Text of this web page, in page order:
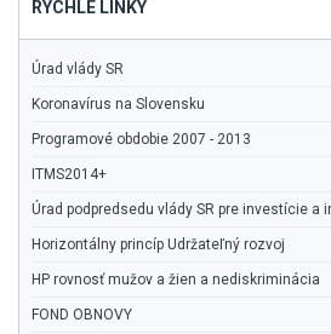
RÝCHLE LINKY
Úrad vlády SR
Koronavírus na Slovensku
Programové obdobie 2007 - 2013
ITMS2014+
Úrad podpredsedu vlády SR pre investície a
Horizontálny princíp Udržateľný rozvoj
HP rovnosť mužov a žien a nediskriminácia
FOND OBNOVY